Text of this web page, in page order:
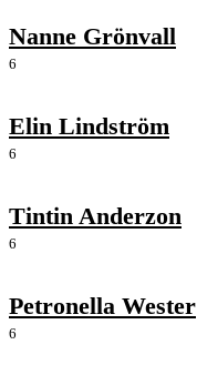
Nanne Grönvall
6
Elin Lindström
6
Tintin Anderzon
6
Petronella Wester
6